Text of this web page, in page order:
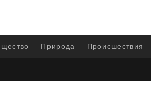
Природа Происшествия